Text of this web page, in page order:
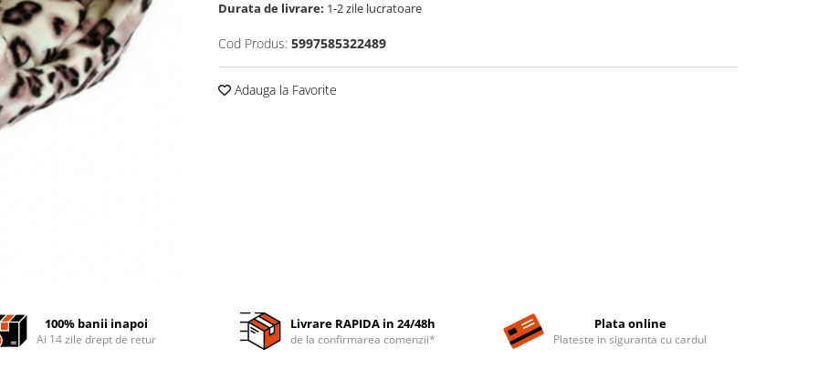
Durata de livrare: 1-2 zile lucratoare
Cod Produs: 5997585322489
Adauga la Favorite
100% banii inapoi
Ai 14 zile drept de retur
Livrare RAPIDA in 24/48h
de la confirmarea comenzii*
Plata online
Plateste in siguranta cu cardul